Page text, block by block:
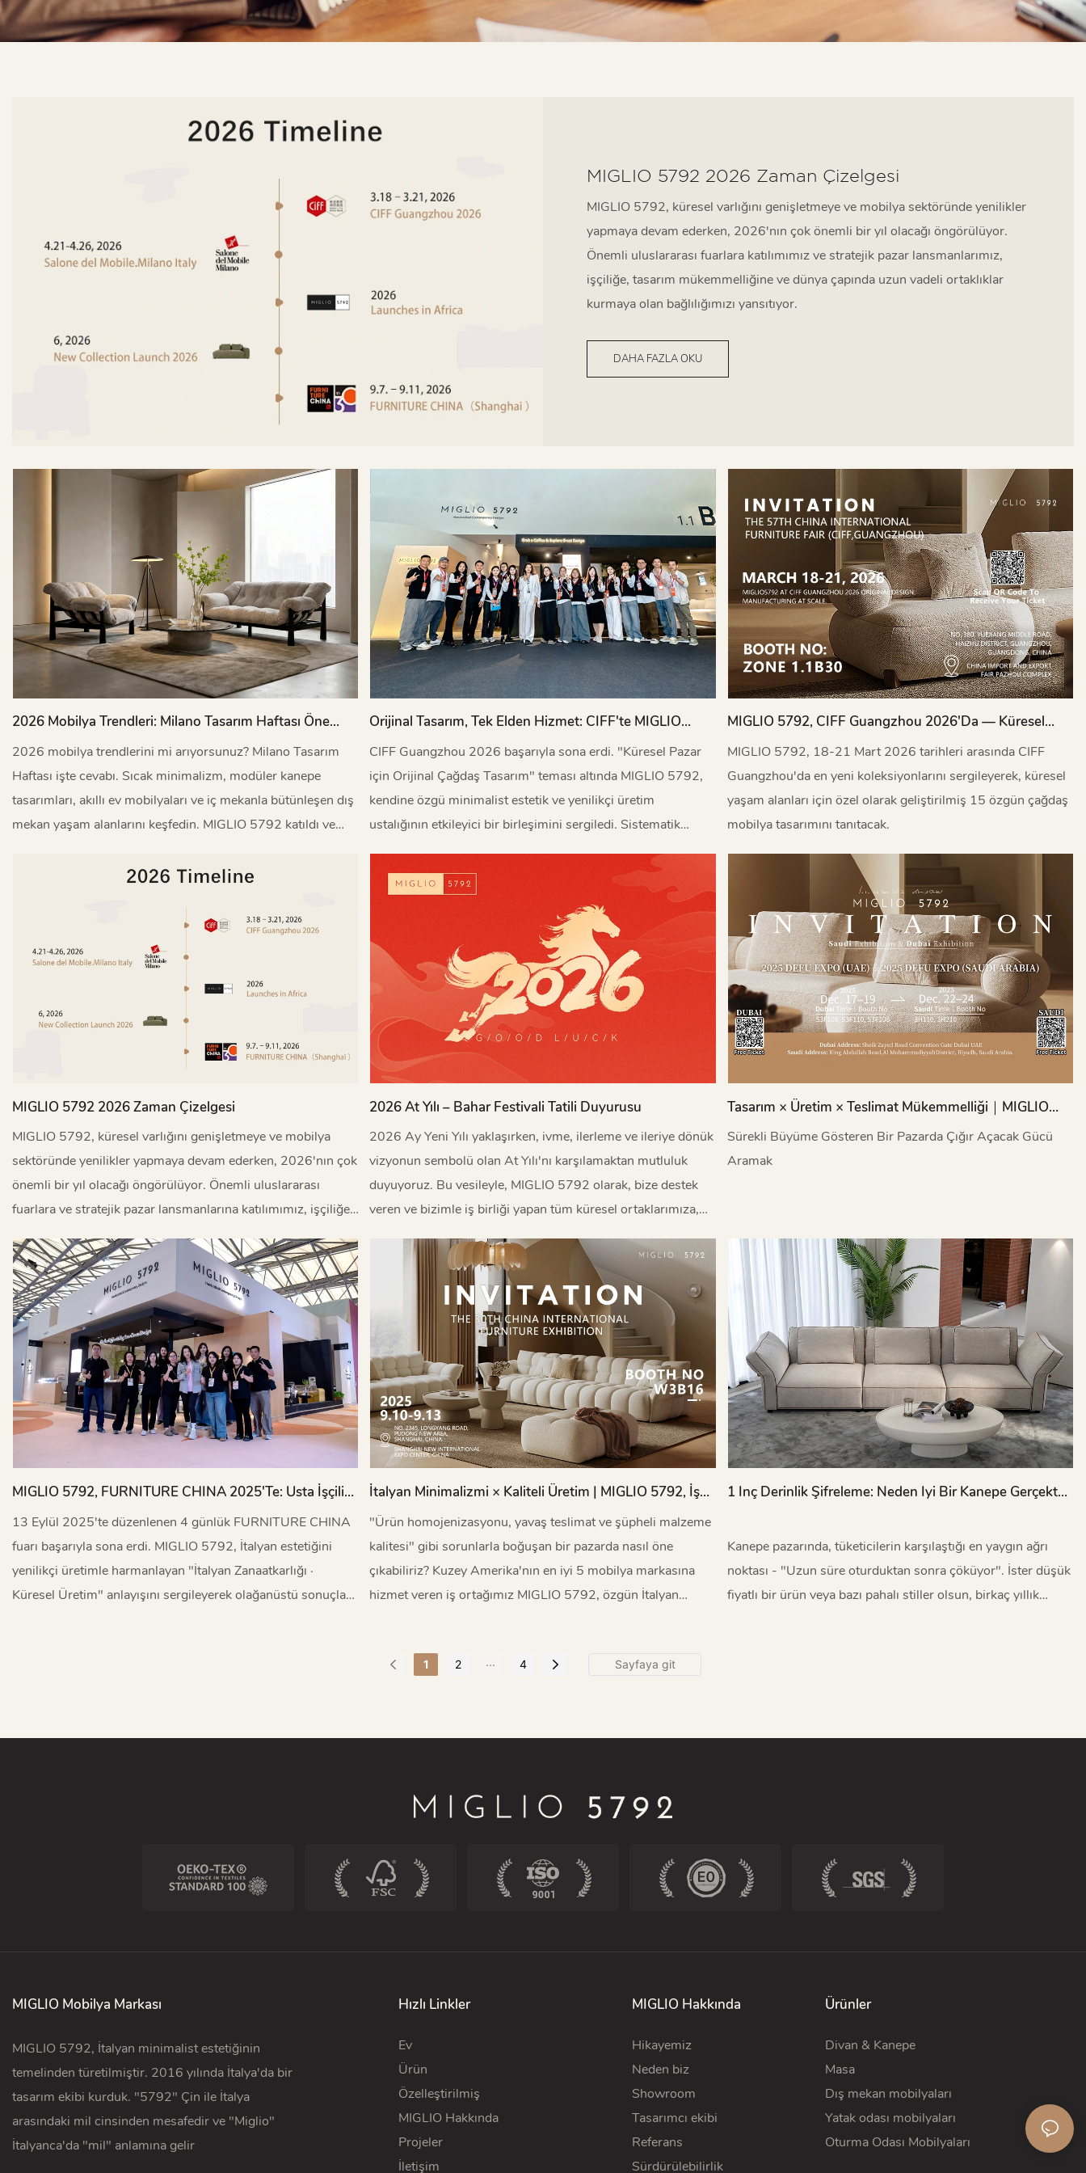
MIGLIO 5792 2026 Zaman Çizelgesi
MIGLIO 5792, küresel varlığını genişletmeye ve mobilya sektöründe yenilikler
yapmaya devam ederken, 2026'nın çok önemli bir yıl olacağı öngörülüyor.
Önemli uluslararası fuarlara katılımımız ve stratejik pazar lansmanlarımız,
işçiliğe, tasarım mükemmelliğine ve dünya çapında uzun vadeli ortaklıklar
kurmaya olan bağlılığımızı yansıtıyor.
DAHA FAZLA OKU
2026 Mobilya Trendleri: Milano Tasarım Haftası Öne
Çıkanlar
2026 mobilya trendlerini mi arıyorsunuz? Milano Tasarım
Haftası işte cevabı. Sıcak minimalizm, modüler kanepe
tasarımları, akıllı ev mobilyaları ve iç mekanla bütünleşen dış
mekan yaşam alanlarını keşfedin. MIGLIO 5792 katıldı ve
Orijinal Tasarım, Tek Elden Hizmet: CIFF'te MIGLIO
5792
CIFF Guangzhou 2026 başarıyla sona erdi. "Küresel Pazar
için Orijinal Çağdaş Tasarım" teması altında MIGLIO 5792,
kendine özgü minimalist estetik ve yenilikçi üretim
ustalığının etkileyici bir birleşimini sergiledi. Sistematik
sayesinde olağanüstü sonuçlar elde ettik.
MIGLIO 5792, CIFF Guangzhou 2026'da — Küresel
Pazar Için Özgün Çağdaş Tasarımlar.
MIGLIO 5792, 18-21 Mart 2026 tarihleri ​​arasında CIFF
Guangzhou'da en yeni koleksiyonlarını sergileyerek, küresel
yaşam alanları için özel olarak geliştirilmiş 15 özgün çağdaş
mobilya tasarımını tanıtacak.
MIGLIO 5792 2026 Zaman Çizelgesi
MIGLIO 5792, küresel varlığını genişletmeye ve mobilya
sektöründe yenilikler yapmaya devam ederken, 2026'nın çok
önemli bir yıl olacağı öngörülüyor. Önemli uluslararası
fuarlara ve stratejik pazar lansmanlarına katılımımız, işçiliğe,
ortaklıklar kurmaya olan bağlılığımızı yansıtıyor. Aşağıda
2026'daki önemli etkinliklerimize genel bir bakış yer
almaktadır.
2026 At Yılı – Bahar Festivali Tatili Duyurusu
2026 Ay Yeni Yılı yaklaşırken, ivme, ilerleme ve ileriye dönük
vizyonun sembolü olan At Yılı'nı karşılamaktan mutluluk
duyuyoruz. Bu vesileyle, MIGLIO 5792 olarak, bize destek
veren ve bizimle iş birliği yapan tüm küresel ortaklarımıza,
Yeni Yıl dileklerimizi iletiyoruz.
Tasarım × Üretim × Teslimat Mükemmelliği｜MIGLIO
5792, DEFU EXPO Dubai & Riyad 2025'te Görkemli İlk
Gösterimini Gerçekleştiriyor
Sürekli Büyüme Gösteren Bir Pazarda Çığır Açacak Gücü
Aramak
MIGLIO 5792, FURNITURE CHINA 2025'te: Usta İşçilik,
Küresel Yenilikle Buluşuyor
13 Eylül 2025'te düzenlenen 4 günlük FURNITURE CHINA
fuarı başarıyla sona erdi. MIGLIO 5792, İtalyan estetiğini
yenilikçi üretimle harmanlayan "İtalyan Zanaatkarlığı ·
Küresel Üretim" anlayışını sergileyerek olağanüstü sonuçlar
İtalyan Minimalizmi × Kaliteli Üretim | MIGLIO 5792, İş
Fırsatları Yaratmak İçin FURNITURE CHINA'da Sizi
Bekliyor!
"Ürün homojenizasyonu, yavaş teslimat ve şüpheli malzeme
kalitesi" gibi sorunlarla boğuşan bir pazarda nasıl öne
çıkabiliriz? Kuzey Amerika'nın en iyi 5 mobilya markasına
hizmet veren iş ortağımız MIGLIO 5792, özgün İtalyan
kaliteli üretimin sırlarını keşfetmek için 10-13 Eylül 2025
1 Inç Derinlik Şifreleme: Neden Iyi Bir Kanepe Gerçekten
Kanepe pazarında, tüketicilerin karşılaştığı en yaygın ağrı
noktası - "Uzun süre oturduktan sonra çöküyor". İster düşük
fiyatlı bir ürün veya bazı pahalı stiller olsun, birkaç yıllık
1 2 ... 4
MIGLIO Mobilya Markası
MIGLIO 5792, İtalyan minimalist estetiğinin
temelinden türetilmiştir. 2016 yılında İtalya'da bir
tasarım ekibi kurduk. "5792" Çin ile İtalya
arasındaki mil cinsinden mesafedir ve "Miglio"
İtalyanca'da "mil" anlamına gelir
Hızlı Linkler
Ev
Ürün
Özelleştirilmiş
MIGLIO Hakkında
Projeler
İletişim
MIGLIO Hakkında
Hikayemiz
Neden biz
Showroom
Tasarımcı ekibi
Referans
Sürdürülebilirlik
Ürünler
Divan & Kanepe
Masa
Dış mekan mobilyaları
Yatak odası mobilyaları
Oturma Odası Mobilyaları